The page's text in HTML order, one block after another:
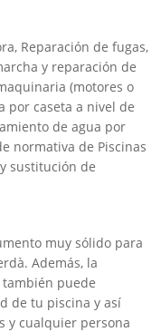
Reparación de fugas,
y reparación de
(motores o
por caseta a nivel de
de agua por
normativa de Piscinas
sustitución de
muy sólido para
Además, la
puede
de tu piscina y así
y cualquier persona